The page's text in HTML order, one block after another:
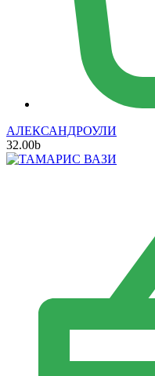
АЛЕКСАНДРОУЛИ
32.00b